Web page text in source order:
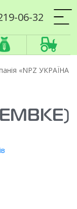
06-32
«NPZ УКРАЇНА